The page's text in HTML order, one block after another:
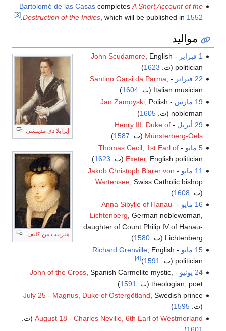
Bartolomé de las Casascompletes A Short Account of the
Destruction of the Indies, which will be published in 1552
.
[3]
مواليد
إيزابلا دى مديتشي
هنرييت من كليڤ
1 فبراير -
John Scudamore, English
politician (ت.
1623
)
22 فبراير
-
Santino Garsi da Parma,
Italian musician (ت.
1604
)
19 مارس
-
Jan Zamoyski, Polish
nobleman (ت.
1605
)
29 أبريل
-
Henry III, Duke of
Münsterberg-Oels (ت. 1587
)
5 مايو
-
Thomas Cecil, 1st Earl of
Exeter, English politician (ت. 1623
)
11 مايو
-
Jakob Christoph Blarer von
Wartensee, Swiss Catholic bishop
(ت. 1608
)
16 مايو
-
Anna Sibylle of Hanau-
Lichtenberg, German noblewoman,
daughter of Count Philip IV of Hanau-
Lichtenberg (ت.
1580
)
15 مايو
-
Richard Grenville, English
politician (ت.
1591
)
[4]
24 يونيو -
John of the Cross, Spanish Carmelite mystic,
theologian, poet (ت.
1591
)
July 25- Magnus, Duke of Östergötland, Swedish prince
(ت.1595
)
August 18 - Charles Neville, 6th Earl of Westmorland
(ت.